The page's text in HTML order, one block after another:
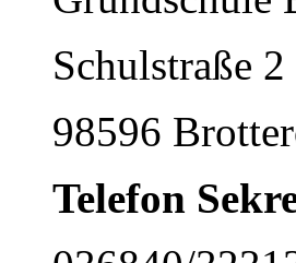
Schulstraße 2
98596
Telefon